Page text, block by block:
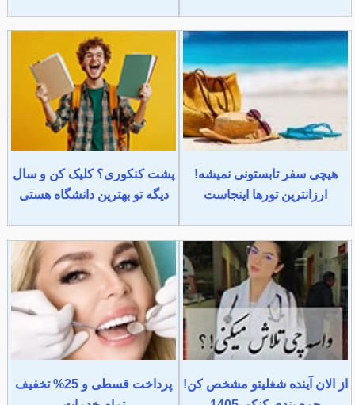
هیچی سفر تابستونی نمیشه!
ارزانترین تورها اینجاست
پشت کنکوری؟ کلیک کن و سال
دیگه تو بهترین دانشگاه هستی
از الان آینده شغلیتو مشخص کن!
پرداخت قسطی و 25% تخفیف